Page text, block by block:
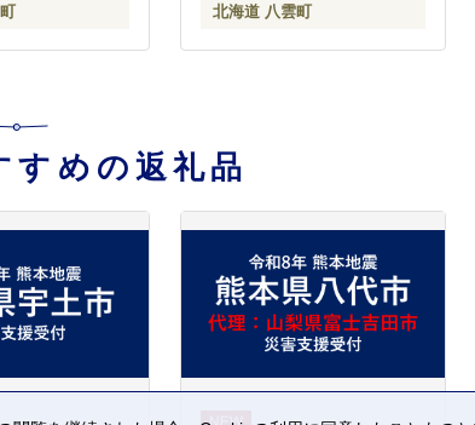
玉冷 天然 魚
北海道 八雲町
すめの返礼品